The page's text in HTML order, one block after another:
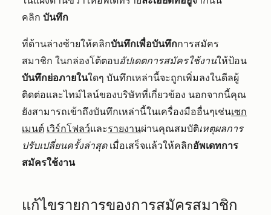
คลิก บันทึก
ที่ด้านล่างซ้ายให้คลิกบันทึกเพื่อบันทึกการสมัคร
สมาชิก ในกล่องโต้ตอบอัปเดตการสมัครใช้งานให้ป้อน
บันทึกย่อภายในใดๆ บันทึกเหล่านี้จะถูกเพิ่มลงในดีลผู้
ติดต่อและไทม์ไลน์ของบริษัทที่เกี่ยวข้อง นอกจากนี้คุณ
ยังสามารถเข้าถึงบันทึกเหล่านี้ในเครื่องมืออื่นๆเช่นเซก
เมนต์ เวิร์กโฟลว์และรายงานผ่านคุณสมบัติเหตุผลการ
ปรับเปลี่ยนครั้งล่าสุดเมื่อเสร็จแล้วให้คลิกอัพเดทการ
สมัครใช้งาน
แก้ไขรายการของการสมัครสมาชิก